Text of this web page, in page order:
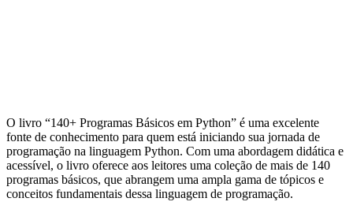
O livro “140+ Programas Básicos em Python” é uma excelente
fonte de conhecimento para quem está iniciando sua jornada de
programação na linguagem Python. Com uma abordagem didática e
acessível, o livro oferece aos leitores uma coleção de mais de 140
programas básicos, que abrangem uma ampla gama de tópicos e
conceitos fundamentais dessa linguagem de programação.